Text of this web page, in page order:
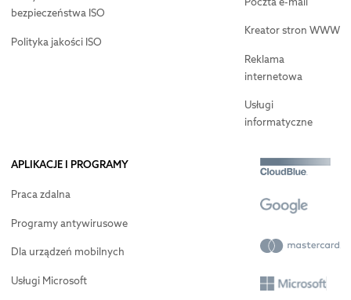
bezpieczeństwa ISO
Polityka jakości ISO
Kreator stron WWW
Reklama
internetowa
Usługi
informatyczne
APLIKACJE I PROGRAMY
Praca zdalna
Programy antywirusowe
Dla urządzeń mobilnych
Usługi Microsoft